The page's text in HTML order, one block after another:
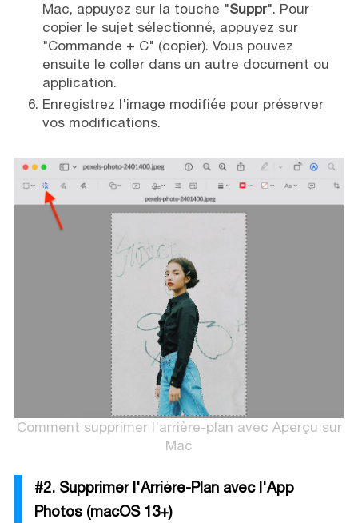
Mac, appuyez sur la touche "Suppr". Pour
copier le sujet sélectionné, appuyez sur
"Commande + C" (copier). Vous pouvez
ensuite le coller dans un autre document ou
application.
Enregistrez l'image modifiée pour préserver
vos modifications.
Comment supprimer l'arrière-plan avec Aperçu sur
Mac
#2. Supprimer l'Arrière-Plan avec l'App
Photos (macOS 13+)